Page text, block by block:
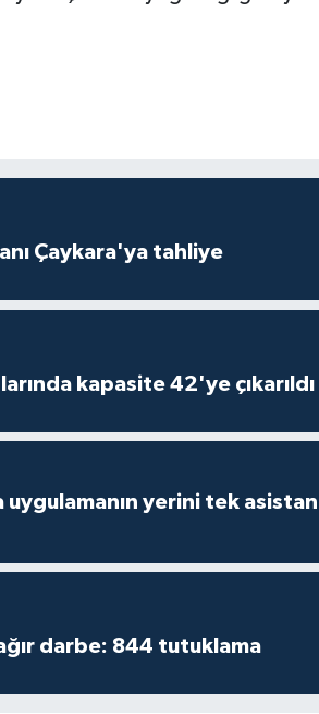
Çaykara'ya tahliye
kapasite 42'ye çıkarıldı
uygulamanın yerini tek asistan
darbe: 844 tutuklama